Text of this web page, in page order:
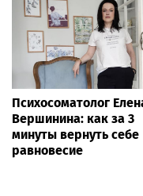
Психосоматолог
Вершинина: как за 3
минуты вернуть себе
равновесие